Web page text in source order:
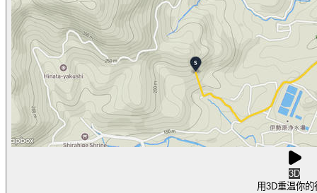
3D
用3D重温你的